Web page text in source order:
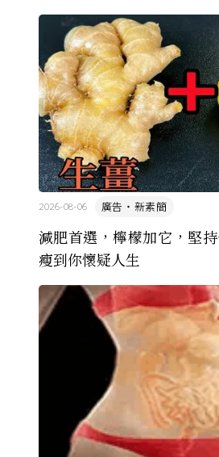
減肥首選，檸檬加它，堅
瘦到你懷疑人生
廣告・新素簡
2026-08-06